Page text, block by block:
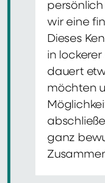
wir eine
Dieses
in
dauert
möchten
ganz